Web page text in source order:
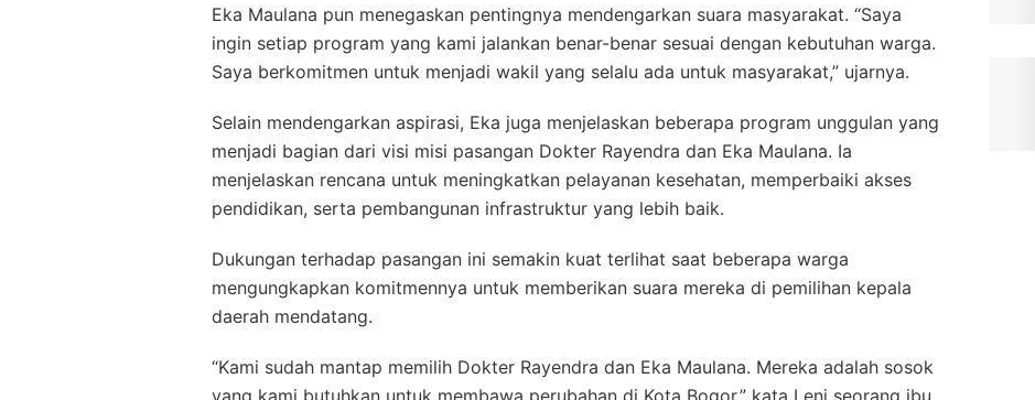
Eka Maulana pun menegaskan pentingnya mendengarkan suara masyarakat. “Saya
ingin setiap program yang kami jalankan benar-benar sesuai dengan kebutuhan warga.
Saya berkomitmen untuk menjadi wakil yang selalu ada untuk masyarakat,” ujarnya.
Selain mendengarkan aspirasi, Eka juga menjelaskan beberapa program unggulan yang
menjadi bagian dari visi misi pasangan Dokter Rayendra dan Eka Maulana. Ia
menjelaskan rencana untuk meningkatkan pelayanan kesehatan, memperbaiki akses
pendidikan, serta pembangunan infrastruktur yang lebih baik.
Dukungan terhadap pasangan ini semakin kuat terlihat saat beberapa warga
mengungkapkan komitmennya untuk memberikan suara mereka di pemilihan kepala
daerah mendatang.
“Kami sudah mantap memilih Dokter Rayendra dan Eka Maulana. Mereka adalah sosok
yang kami butuhkan untuk membawa perubahan di Kota Bogor,” kata Leni seorang ibu